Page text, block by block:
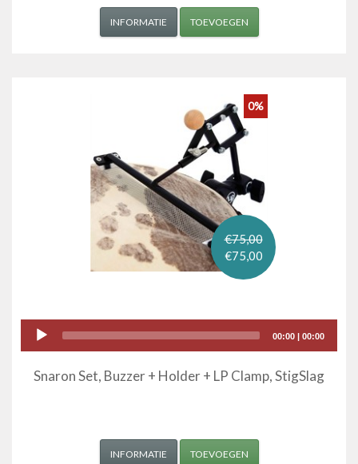
INFORMATIE TOEVOEGEN
€75,00
€75,00
0%
Player
00:00 | 00:00
Snaron Set, Buzzer + Holder + LP Clamp, StigSlag
INFORMATIE TOEVOEGEN